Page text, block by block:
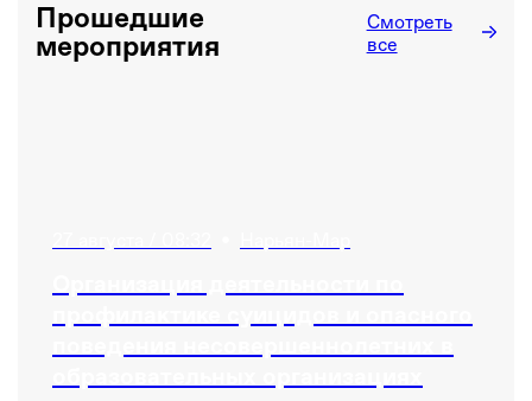
Прошедшие
мероприятия
Смотреть
все